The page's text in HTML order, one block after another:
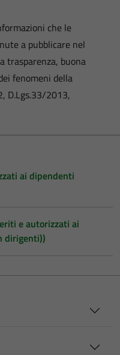
che le
a pubblicare nel
trasparenza, buona
fenomeni della
D.Lgs.33/2013,
ai dipendenti
e autorizzati ai
dirigenti))